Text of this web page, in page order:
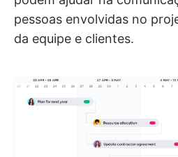
pessoas envolvidas no
da equipe e clientes.